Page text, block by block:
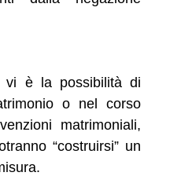
vi è la possibilità di
o nel corso
matrimoniali,
“costruirsi” un